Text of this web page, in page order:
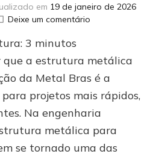
em 19 de janeiro de 2026
Deixe um comentárioem
estrutura
para
construção
com
a
Metal
Bras
3 minutos
que a estrutura metálica
da Metal Bras é a
projetos mais rápidos,
Na engenharia
metálica para
se tornado uma das